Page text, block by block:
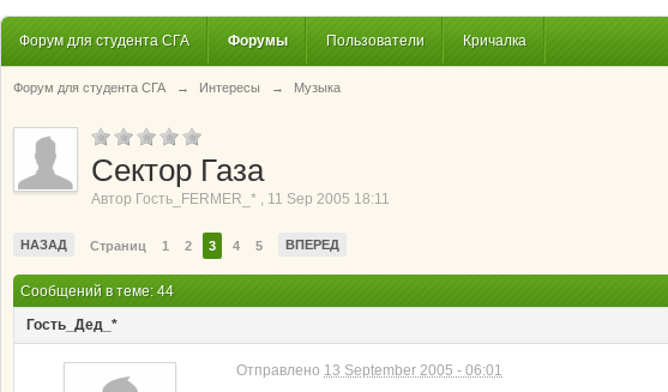
Форум для студента СГА Форумы Пользователи Кричалка
Форум для студента СГА → Интересы → Музыка
Сектор Газа
Автор Гость_FERMER_* , 11 Sep 2005 18:11
НАЗАД Страниц 1 2 3 4 5 ВПЕРЕД
Сообщений в теме: 44
Гость_Дед_*
Отправлено 13 September 2005 - 06:01